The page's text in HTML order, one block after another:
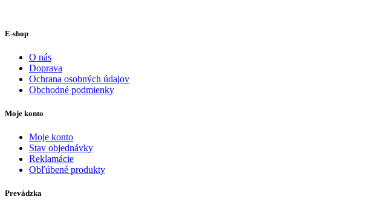
E-shop
O nás
Doprava
Ochrana osobných údajov
Obchodné podmienky
Moje konto
Moje konto
Stav objednávky
Reklamácie
Obľúbené produkty
Prevádzka